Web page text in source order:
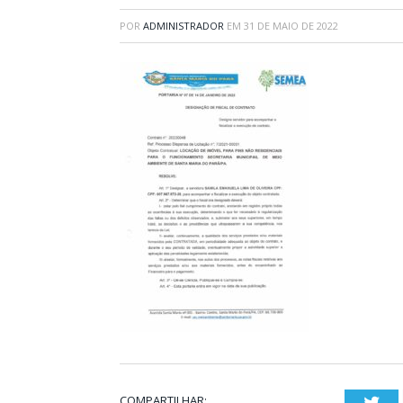
POR ADMINISTRADOR EM 31 DE MAIO DE 2022